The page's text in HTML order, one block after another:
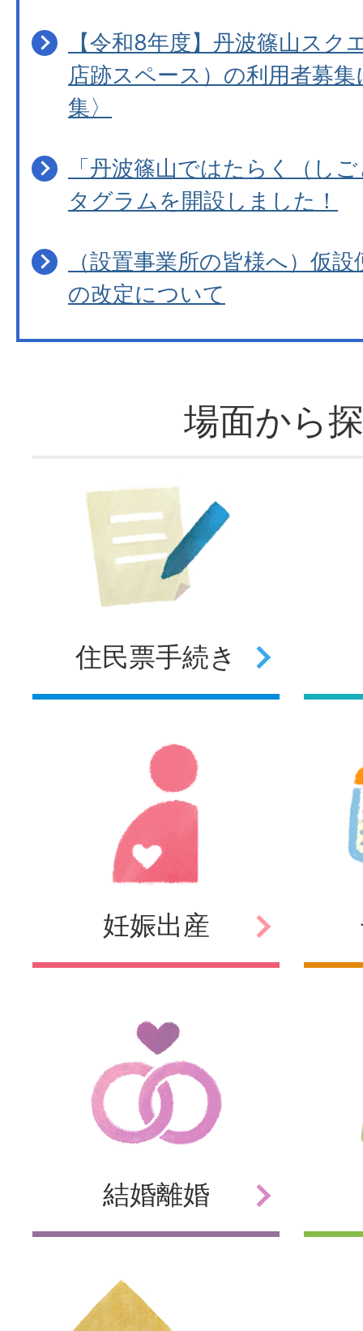
【令和8年度】丹波篠山スク
店跡スペース）の利用者募
集〉
「丹波篠山ではたらく（し
タグラムを開設しました！
（設置事業所の皆様へ）仮
の改定について
場面から
住民票手続き
妊娠出産
結婚離婚